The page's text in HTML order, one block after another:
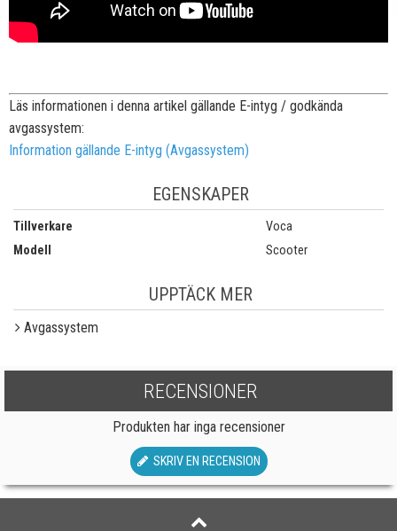
Läs informationen i denna artikel gällande E-intyg / godkända
avgassystem:
Information gällande E-intyg (Avgassystem)
EGENSKAPER
Tillverkare
Voca
Modell
Scooter
UPPTÄCK MER
Avgassystem
RECENSIONER
Produkten har inga recensioner
SKRIV EN RECENSION